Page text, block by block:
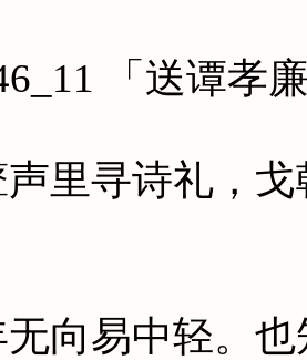
「送谭孝廉
寻诗礼，戈
易中轻。也